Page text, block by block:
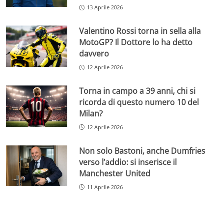
13 Aprile 2026
Valentino Rossi torna in sella alla
MotoGP? Il Dottore lo ha detto
davvero
12 Aprile 2026
Torna in campo a 39 anni, chi si
ricorda di questo numero 10 del
Milan?
12 Aprile 2026
Non solo Bastoni, anche Dumfries
verso l’addio: si inserisce il
Manchester United
11 Aprile 2026